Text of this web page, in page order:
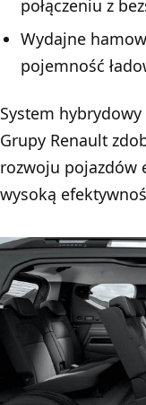
połączeniu z
Wydajne
pojemność
System
Grupy Renault
rozwoju pojazdów
wysoką